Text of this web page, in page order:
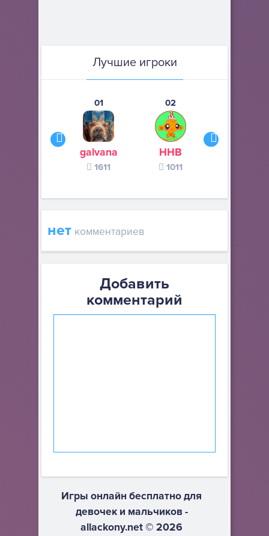
Лучшие игроки
01
galvana
1611
02
ННВ
1011
нет комментариев
Добавить
комментарий
Игры онлайн бесплатно для
девочек и мальчиков -
allackony.net © 2026